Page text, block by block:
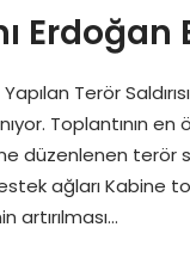
Erdoğan
Terör
Toplantının
terör
ağları Kabine
artırılması…